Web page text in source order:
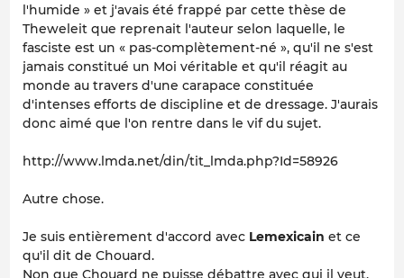
l'humide » et j'avais été frappé par cette thèse de
Theweleit que reprenait l'auteur selon laquelle, le
fasciste est un « pas-complètement-né », qu'il ne s'est
jamais constitué un Moi véritable et qu'il réagit au
monde au travers d'une carapace constituée
d'intenses efforts de discipline et de dressage. J'aurais
donc aimé que l'on rentre dans le vif du sujet.
http://www.lmda.net/din/tit_lmda.php?Id=58926
Autre chose.
Je suis entièrement d'accord avec Lemexicain et ce
qu'il dit de Chouard.
Non que Chouard ne puisse débattre avec qui il veut,